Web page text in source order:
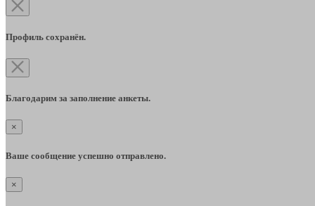
Профиль сохранён.
Благодарим за заполнение анкеты.
×
Ваше сообщение успешно отправлено.
×